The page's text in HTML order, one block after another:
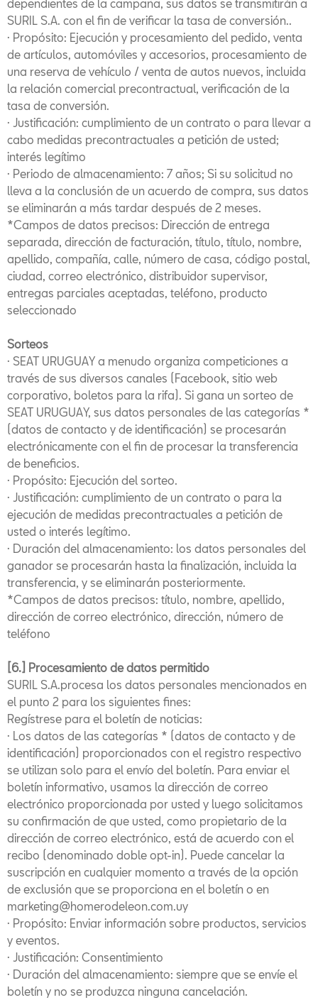
dependientes de la campaña, sus datos se transmitirán a
SURIL S.A. con el fin de verificar la tasa de conversión..
· Propósito: Ejecución y procesamiento del pedido, venta
de artículos, automóviles y accesorios, procesamiento de
una reserva de vehículo / venta de autos nuevos, incluida
la relación comercial precontractual, verificación de la
tasa de conversión.
· Justificación: cumplimiento de un contrato o para llevar a
cabo medidas precontractuales a petición de usted;
interés legítimo
· Periodo de almacenamiento: 7 años; Si su solicitud no
lleva a la conclusión de un acuerdo de compra, sus datos
se eliminarán a más tardar después de 2 meses.
*Campos de datos precisos: Dirección de entrega
separada, dirección de facturación, título, título, nombre,
apellido, compañía, calle, número de casa, código postal,
ciudad, correo electrónico, distribuidor supervisor,
entregas parciales aceptadas, teléfono, producto
seleccionado
Sorteos
· SEAT URUGUAY a menudo organiza competiciones a
través de sus diversos canales (Facebook, sitio web
corporativo, boletos para la rifa). Si gana un sorteo de
SEAT URUGUAY, sus datos personales de las categorías *
(datos de contacto y de identificación) se procesarán
electrónicamente con el fin de procesar la transferencia
de beneficios.
· Propósito: Ejecución del sorteo.
· Justificación: cumplimiento de un contrato o para la
ejecución de medidas precontractuales a petición de
usted o interés legítimo.
· Duración del almacenamiento: los datos personales del
ganador se procesarán hasta la finalización, incluida la
transferencia, y se eliminarán posteriormente.
*Campos de datos precisos: título, nombre, apellido,
dirección de correo electrónico, dirección, número de
teléfono
[6.] Procesamiento de datos permitido
SURIL S.A.procesa los datos personales mencionados en
el punto 2 para los siguientes fines:
Regístrese para el boletín de noticias:
· Los datos de las categorías * (datos de contacto y de
identificación) proporcionados con el registro respectivo
se utilizan solo para el envío del boletín. Para enviar el
boletín informativo, usamos la dirección de correo
electrónico proporcionada por usted y luego solicitamos
su confirmación de que usted, como propietario de la
dirección de correo electrónico, está de acuerdo con el
recibo (denominado doble opt-in). Puede cancelar la
suscripción en cualquier momento a través de la opción
de exclusión que se proporciona en el boletín o en
marketing@homerodeleon.com.uy
· Propósito: Enviar información sobre productos, servicios
y eventos.
· Justificación: Consentimiento
· Duración del almacenamiento: siempre que se envíe el
boletín y no se produzca ninguna cancelación.